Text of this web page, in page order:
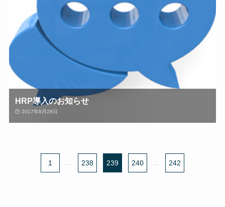
HRP導入のお知らせ
2017年8月28日
1 ... 238 239 240 ... 242